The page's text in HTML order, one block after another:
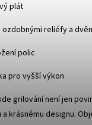
plát
reliéfy a
polic
pro vyšší výkon
grilování není jen
krásnému designu.